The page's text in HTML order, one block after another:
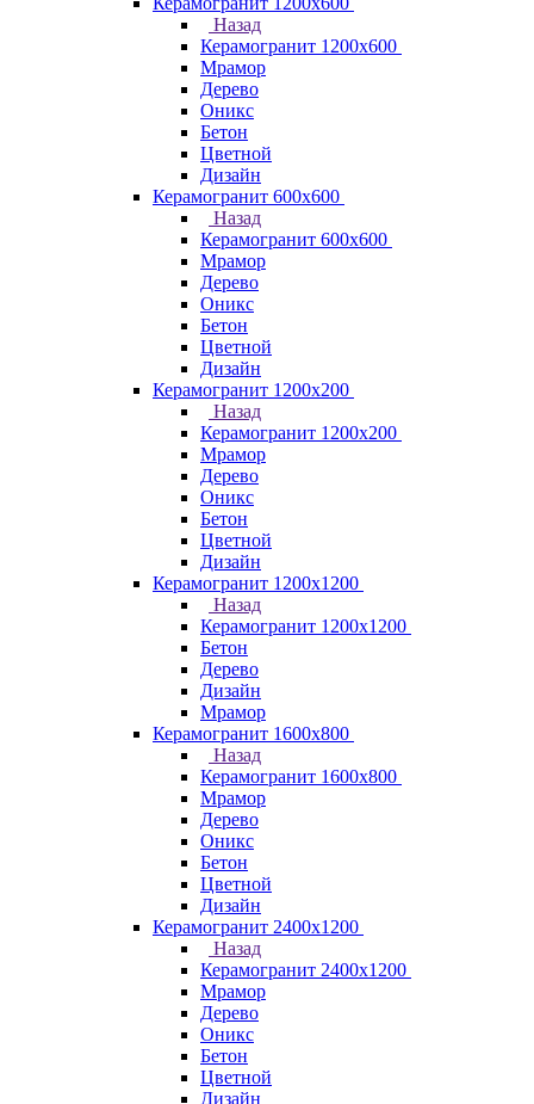
Назад
Керамогранит 1200х600
Мрамор
Дерево
Оникс
Бетон
Цветной
Дизайн
Керамогранит 600х600
Назад
Керамогранит 600х600
Мрамор
Дерево
Оникс
Бетон
Цветной
Дизайн
Керамогранит 1200x200
Назад
Керамогранит 1200x200
Мрамор
Дерево
Оникс
Бетон
Цветной
Дизайн
Керамогранит 1200x1200
Назад
Керамогранит 1200x1200
Бетон
Дерево
Дизайн
Мрамор
Керамогранит 1600х800
Назад
Керамогранит 1600х800
Мрамор
Дерево
Оникс
Бетон
Цветной
Дизайн
Керамогранит 2400х1200
Назад
Керамогранит 2400х1200
Мрамор
Дерево
Оникс
Бетон
Цветной
Дизайн